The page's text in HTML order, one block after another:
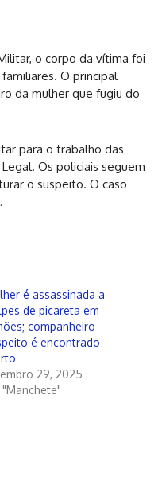
o corpo da vítima foi
O principal
da mulher que fugiu do
para o trabalho das
Os policiais seguem
o suspeito. O caso
é assassinada a
de picareta em
companheiro
é encontrado
29, 2025
"Manchete"